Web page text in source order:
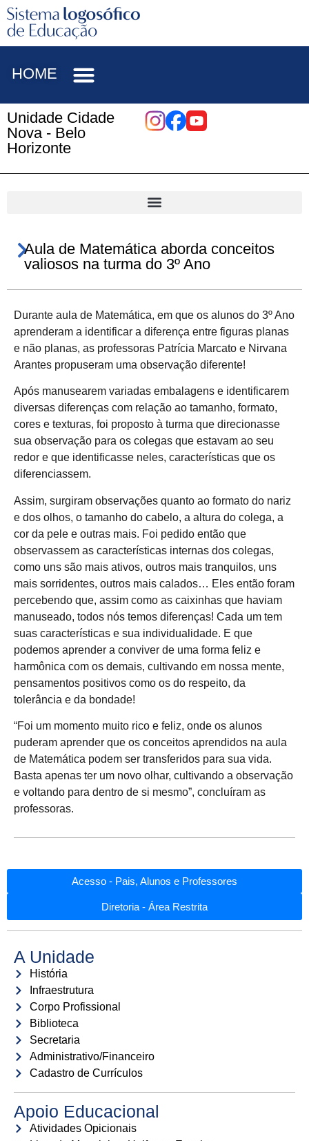
HOME
Unidade Cidade
Nova - Belo
Horizonte
Aula de Matemática aborda conceitos
valiosos na turma do 3º Ano
Durante aula de Matemática, em que os alunos do 3º Ano
aprenderam a identificar a diferença entre figuras planas
e não planas, as professoras Patrícia Marcato e Nirvana
Arantes propuseram uma observação diferente!
Após manusearem variadas embalagens e identificarem
diversas diferenças com relação ao tamanho, formato,
cores e texturas, foi proposto à turma que direcionasse
sua observação para os colegas que estavam ao seu
redor e que identificasse neles, características que os
diferenciassem.
Assim, surgiram observações quanto ao formato do nariz
e dos olhos, o tamanho do cabelo, a altura do colega, a
cor da pele e outras mais. Foi pedido então que
observassem as características internas dos colegas,
como uns são mais ativos, outros mais tranquilos, uns
mais sorridentes, outros mais calados… Eles então foram
percebendo que, assim como as caixinhas que haviam
manuseado, todos nós temos diferenças! Cada um tem
suas características e sua individualidade. E que
podemos aprender a conviver de uma forma feliz e
harmônica com os demais, cultivando em nossa mente,
pensamentos positivos como os do respeito, da
tolerância e da bondade!
“Foi um momento muito rico e feliz, onde os alunos
puderam aprender que os conceitos aprendidos na aula
de Matemática podem ser transferidos para sua vida.
Basta apenas ter um novo olhar, cultivando a observação
e voltando para dentro de si mesmo”, concluíram as
professoras.
Acesso - Pais, Alunos e Professores
Diretoria - Área Restrita
A Unidade
História
Infraestrutura
Corpo Profissional
Biblioteca
Secretaria
Administrativo/Financeiro
Cadastro de Currículos
Apoio Educacional
Atividades Opicionais